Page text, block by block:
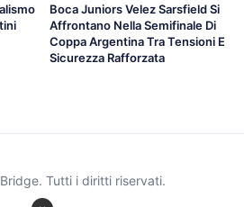
Boca Juniors Velez Sarsfield Si
Affrontano Nella Semifinale Di
Coppa Argentina Tra Tensioni E
Sicurezza Rafforzata
Tutti i diritti riservati.